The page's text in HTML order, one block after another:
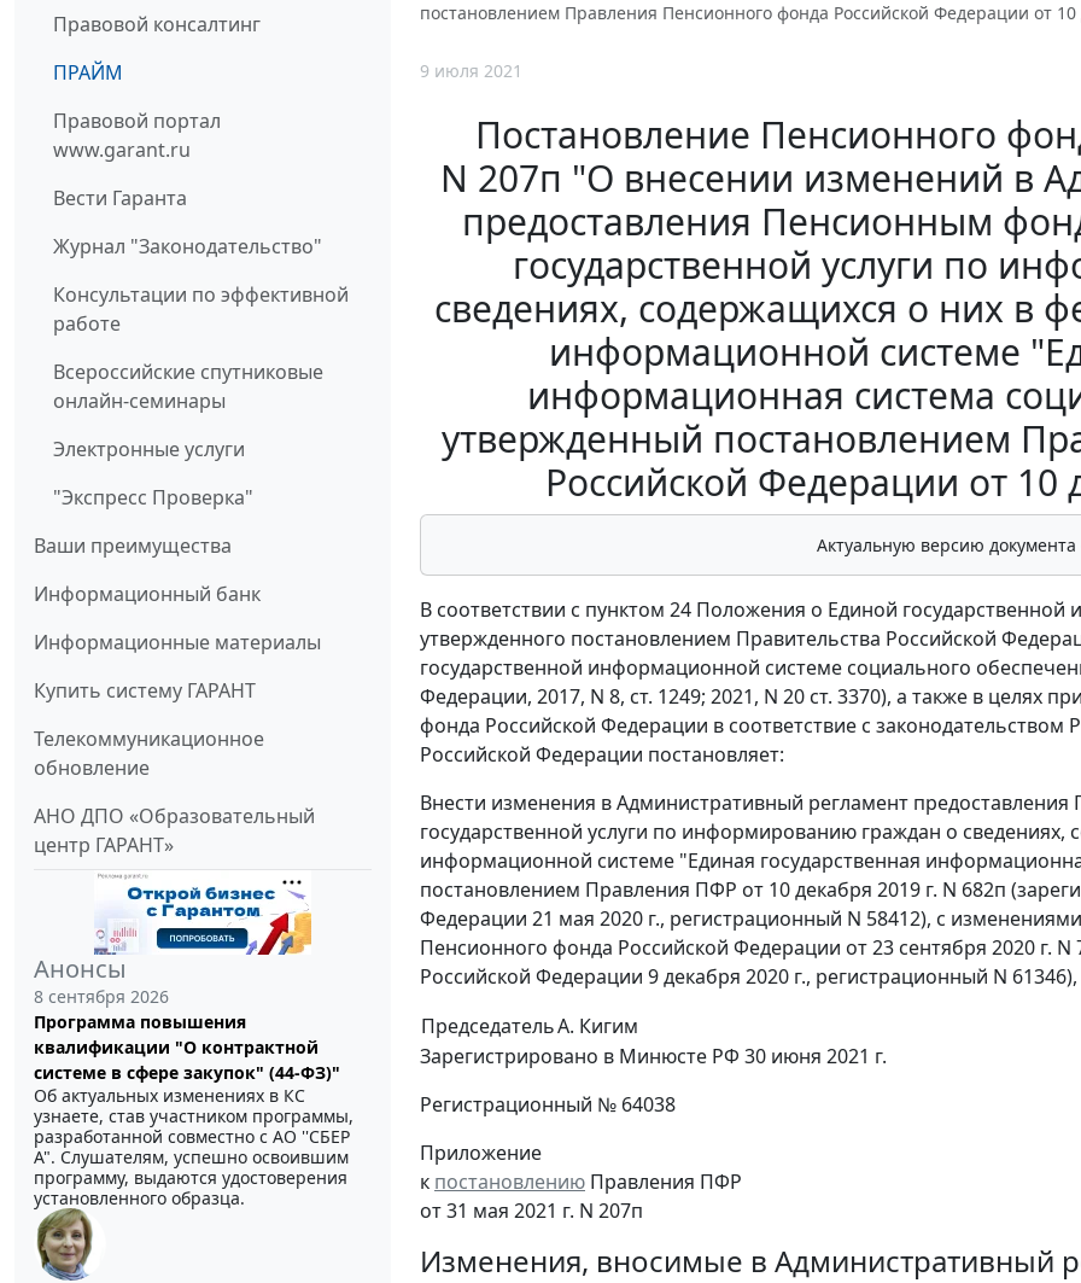
Правовой консалтинг
ПРАЙМ
Правовой портал
www.garant.ru
Вести Гаранта
Журнал "Законодательство"
Консультации по эффективной
работе
Всероссийские спутниковые
онлайн-семинары
Электронные услуги
"Экспресс Проверка"
Ваши преимущества
Информационный банк
Информационные материалы
Купить систему ГАРАНТ
Телекоммуникационное
обновление
АНО ДПО «Образовательный
центр ГАРАНТ»
Анонсы
8 сентября 2026
Программа повышения
квалификации "О контрактной
системе в сфере закупок" (44-ФЗ)"
Об актуальных изменениях в КС
узнаете, став участником программы,
разработанной совместно с АО ''СБЕР
А". Слушателям, успешно освоившим
программу, выдаются удостоверения
установленного образца.
постановлением Правления Пенсионного фонда Российской Федерации от 10
9 июля 2021
Постановление Пенсионного
N 207п "О внесении изменений в
предоставления Пенсионным
государственной услуги по
сведениях, содержащихся о них в
информационной системе
информационная система
утвержденный постановлением
Российской Федерации от 10
Актуальную версию документа
В соответствии с пунктом 24 Положения о Единой
утвержденного постановлением Правительства Российской
государственной информационной системе социального
Федерации, 2017, N 8, ст. 1249; 2021, N 20 ст. 3370), а также в целях
фонда Российской Федерации в соответствие с
Российской Федерации постановляет:
Внести изменения в Административный регламент
государственной услуги по информированию граждан о
информационной системе "Единая государственная
постановлением Правления ПФР от 10 декабря 2019 г. N 682п
Федерации 21 мая 2020 г., регистрационный N 58412), с
Пенсионного фонда Российской Федерации от 23 сентября 2020 г.
Российской Федерации 9 декабря 2020 г., регистрационный N 61346),
ПредседательА. Кигим
Зарегистрировано в Минюсте РФ 30 июня 2021 г.
Регистрационный № 64038
Приложение
к постановлению Правления ПФР
от 31 мая 2021 г. N 207п
Изменения, вносимые в Административный